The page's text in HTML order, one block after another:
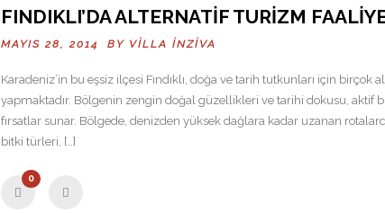
FINDIKLI’DA ALTERNATIF TURIZM
MAYIS 28, 2014 BY VILLA İNZIVA
Karadeniz’in bu eşsiz ilçesi Fındıklı, doğa ve tarih tutkunları için
yapmaktadır. Bölgenin zengin doğal güzellikleri ve tarihi dokusu, aktif
fırsatlar sunar. Bölgede, denizden yüksek dağlara kadar uzanan
bitki türleri, […]
0